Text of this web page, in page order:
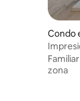
Condo
piscina
Familiar
zona